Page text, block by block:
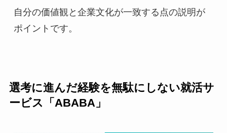
自分の価値観と企業文化が一致する点の説明が
ポイントです。
選考に進んだ経験を無駄にしない就活サ
ービス「ABABA」